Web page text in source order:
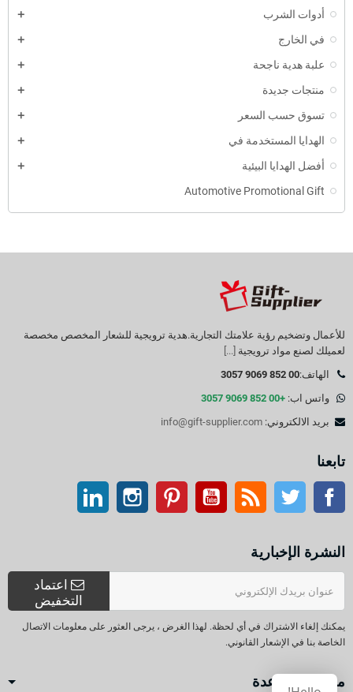
أدوات الشرب
في الخارج
علبة هدية ناجحة
منتجات جديدة
تسوق حسب السعر
الهدايا المستخدمة في
أفضل الهدايا البيئية
Automotive Promotional Gift
للأعمال وتضخيم رؤية علامتك التجارية.هدية ترويجية للشعار المخصص مخصصة
لعميلك لصنع مواد ترويجية [...]
الهاتف:00 852 9069 3057
واتس اب: +00 852 9069 3057
بريد الالكتروني: info@gift-supplier.com
تابعنا
موقع التواصل الاجتماعي الفيسبوك
آر إس إس موقع يوتيوببينتيريست انستغرام
النشرة الإخبارية
اعتماد
التخفيض
يمكنك إلغاء الاشتراك في أي لحظة. لهذا الغرض ، يرجى العثور على معلومات الاتصال
الخاصة بنا في الإشعار القانوني.
مركز المساعدة